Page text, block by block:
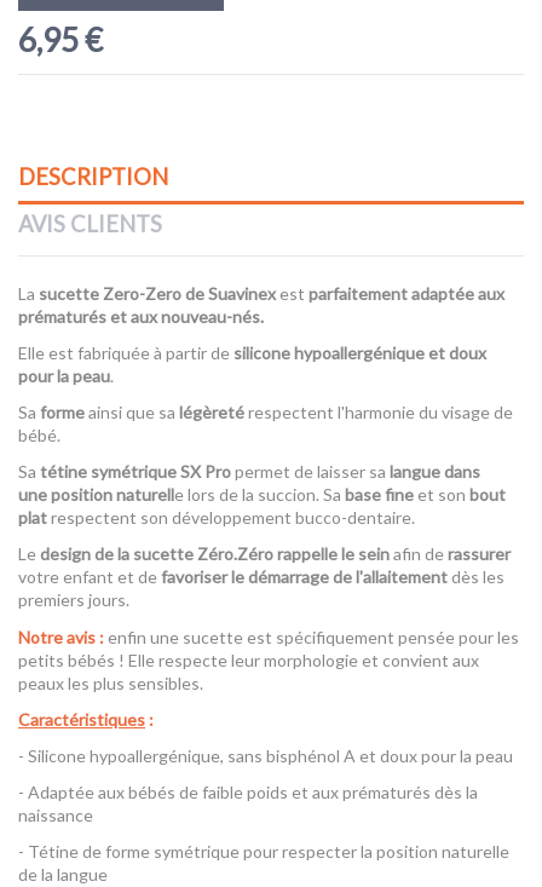
6,95 €
DESCRIPTION
AVIS CLIENTS
La sucette Zero-Zero de Suavinexest parfaitement adaptée aux
prématuréset aux nouveau-nés.
Elle est fabriquée à partir de silicone hypoallergénique et doux
pour la peau.
Sa formeainsi que sa légèretérespectent l'harmonie du visage de
bébé.
Sa tétine symétrique SX Propermet de laisser sa langue dans
une position naturelle lors de la succion. Sa base fine et son bout
platrespectent son développement bucco-dentaire.
Le design de la sucette Zéro.Zéro rappelle le seinafin derassurer
votre enfant et defavoriser le démarrage de l'allaitementdès les
premiers jours.
Notre avis : enfin une sucette est spécifiquement pensée pour les
petits bébés ! Elle respecte leur morphologie et convient aux
peaux les plus sensibles.
Caractéristiques :
- Silicone hypoallergénique, sans bisphénol A et doux pour la peau
- Adaptée aux bébés de faible poids et aux prématurés dès la
naissance
- Tétine de forme symétrique pour respecter la position naturelle
de la langue